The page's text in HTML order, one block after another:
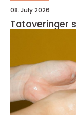
08. July 2026
Tatoveringer